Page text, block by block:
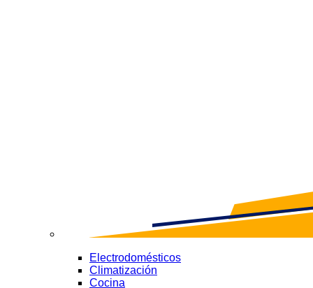
Electrodomésticos
Climatización
Cocina